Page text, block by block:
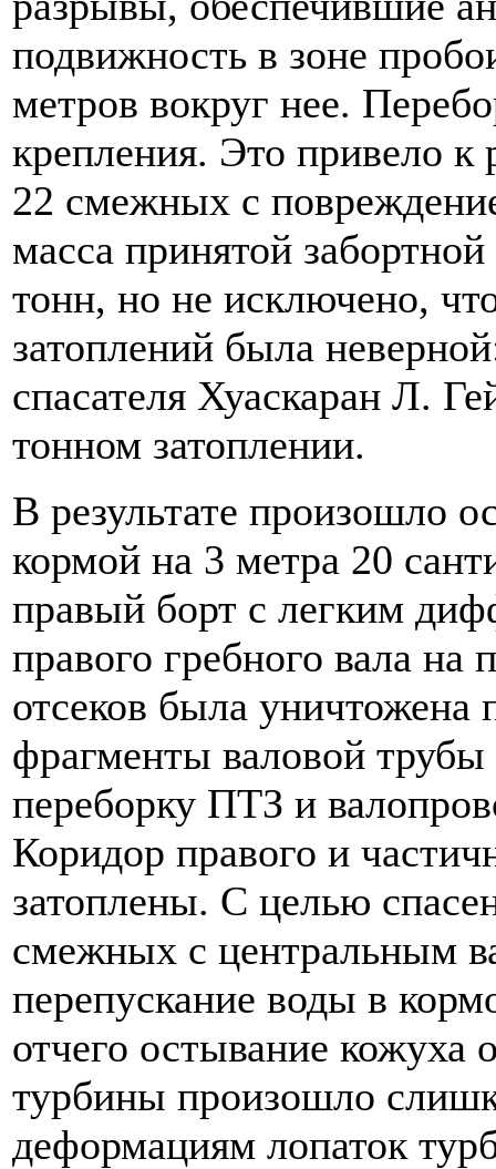
подвижность в зоне
метров вокруг нее.
крепления. Это привело к
22 смежных с
масса принятой
тонн, но не исключено,
затоплений была
спасателя Хуаскаран Л.
тонном затоплении.
В результате произошло
кормой на 3 метра 20
правый борт с легким
правого гребного вала
отсеков была уничтожена
фрагменты валовой
переборку ПТЗ и
Коридор правого и
затоплены. С целью
смежных с центральным
перепускание воды в
отчего остывание кожуха
турбины произошло
деформациям лопаток